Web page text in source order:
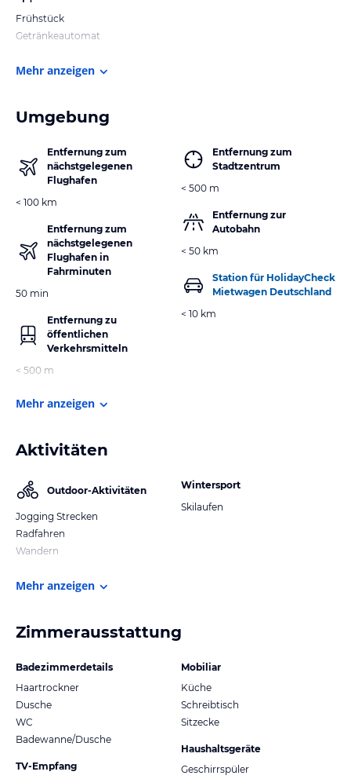
Frühstück
Getränkeautomat
Mehr anzeigen
Umgebung
Entfernung zum
nächstgelegenen
Flughafen
< 100 km
Entfernung zum
nächstgelegenen
Flughafen in
Fahrminuten
50 min
Entfernung zu
öffentlichen
Verkehrsmitteln
< 500 m
Entfernung zum
Stadtzentrum
< 500 m
Entfernung zur
Autobahn
< 50 km
Station für HolidayCheck
Mietwagen Deutschland
< 10 km
Mehr anzeigen
Aktivitäten
Outdoor-Aktivitäten
Jogging Strecken
Radfahren
Wandern
Wintersport
Skilaufen
Mehr anzeigen
Zimmerausstattung
Badezimmerdetails
Haartrockner
Dusche
WC
Badewanne/Dusche
TV-Empfang
Mobiliar
Küche
Schreibtisch
Sitzecke
Haushaltsgeräte
Geschirrspüler